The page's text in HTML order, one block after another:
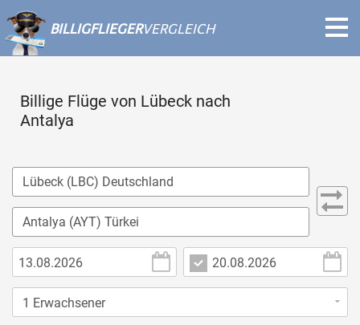
BILLIGFLIEGERVERGLEICH
Billige Flüge von Lübeck nach
Antalya